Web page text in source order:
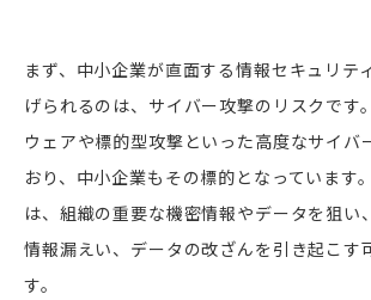
まず、中小企業が直面する情報セキュリテ
げられるのは、サイバー攻撃のリスクです
ウェアや標的型攻撃といった高度なサイバ
おり、中小企業もその標的となっています
は、組織の重要な機密情報やデータを狙い
情報漏えい、データの改ざんを引き起こす
す。